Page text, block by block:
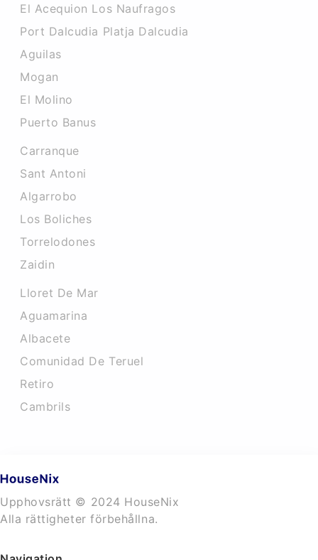
El Acequion Los Naufragos
Port Dalcudia Platja Dalcudia
Aguilas
Mogan
El Molino
Puerto Banus
Carranque
Sant Antoni
Algarrobo
Los Boliches
Torrelodones
Zaidin
Lloret De Mar
Aguamarina
Albacete
Comunidad De Teruel
Retiro
Cambrils
Upphovsrätt © 2024 HouseNix
Alla rättigheter förbehållna.